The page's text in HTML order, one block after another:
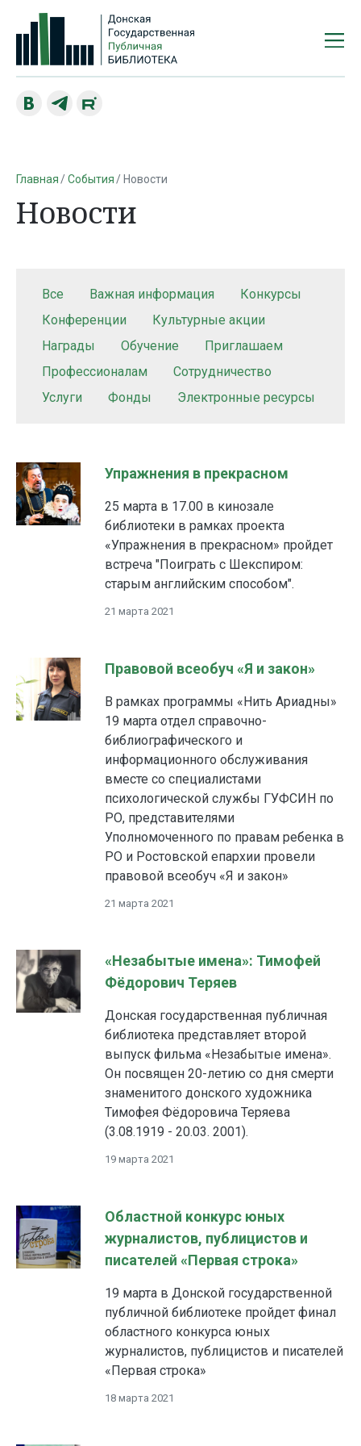
Главная События Новости
Новости
Все Важная информация
Конкурсы
Конференции
Культурные акции
Награды
Обучение
Приглашаем
Профессионалам
Сотрудничество
Услуги
Фонды Электронные ресурсы
Упражнения в прекрасном
25 марта в 17.00 в кинозале
библиотеки в рамках проекта
«Упражнения в прекрасном» пройдет
встреча "Поиграть с Шекспиром:
старым английским способом".
21 марта 2021
Правовой всеобуч «Я и закон»
В рамках программы «Нить Ариадны»
19 марта отдел справочно-
библиографического и
информационного обслуживания
вместе со специалистами
психологической службы ГУФСИН по
РО, представителями
Уполномоченного по правам ребенка в
РО и Ростовской епархии провели
правовой всеобуч «Я и закон»
21 марта 2021
«Незабытые имена»: Тимофей
Фёдорович Теряев
Донская государственная публичная
библиотека представляет второй
выпуск фильма «Незабытые имена».
Он посвящен 20-летию со дня смерти
знаменитого донского художника
Тимофея Фёдоровича Теряева
(3.08.1919 - 20.03. 2001).
19 марта 2021
Областной конкурс юных
журналистов, публицистов и
писателей «Первая строка»
19 марта в Донской государственной
публичной библиотеке пройдет финал
областного конкурса юных
журналистов, публицистов и писателей
«Первая строка»
18 марта 2021